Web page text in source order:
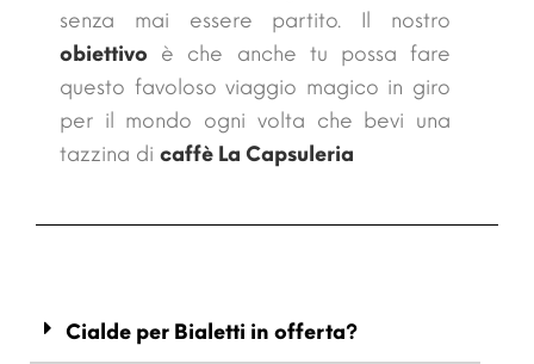
senza mai essere partito. Il nostro
obiettivo è che anche tu possa fare
questo favoloso viaggio magico in giro
per il mondo ogni volta che bevi una
tazzina di caffè La Capsuleria
Cialde per Bialetti in offerta?